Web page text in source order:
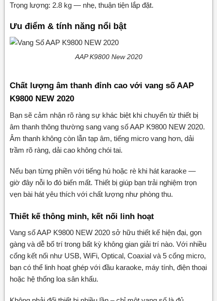
Trọng lượng: 2.8 kg — nhẹ, thuận tiện lắp đặt.
Ưu điểm & tính năng nổi bật
AAP K9800 New 2020
Chất lượng âm thanh đỉnh cao với vang số AAP
K9800 NEW 2020
Bạn sẽ cảm nhận rõ ràng sự khác biệt khi chuyển từ thiết bị
âm thanh thông thường sang vang số AAP K9800 NEW 2020.
Âm thanh không còn lẫn tạp âm, tiếng micro vang hơn, dải
trầm rõ ràng, dải cao không chói tai.
Nếu bạn từng phiền với tiếng hú hoặc rè khi hát karaoke —
giờ đây nỗi lo đó biến mất. Thiết bị giúp bạn trải nghiệm trọn
vẹn bài hát yêu thích với chất lượng như phòng thu.
Thiết kế thông minh, kết nối linh hoạt
Vang số AAP K9800 NEW 2020 sở hữu thiết kế hiện đại, gọn
gàng và dễ bố trí trong bất kỳ không gian giải trí nào. Với nhiều
cổng kết nối như USB, WiFi, Optical, Coaxial và 5 cổng micro,
bạn có thể linh hoạt ghép với đầu karaoke, máy tính, điện thoại
hoặc hệ thống loa sân khấu.